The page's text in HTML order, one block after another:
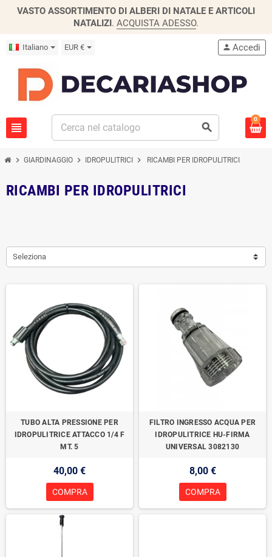
VASTO ASSORTIMENTO DI ALBERI DI NATALE E ARTICOLI
NATALIZI. ACQUISTA ADESSO.
Italiano EUR €
view_headline search
person Accedi
0
chevron_right GIARDINAGGIO chevron_right IDROPULITRICI chevron_right RICAMBI PER IDROPULITRICI
RICAMBI PER IDROPULITRICI
Seleziona
TUBO ALTA PRESSIONE PER
IDROPULITRICE ATTACCO 1/4 F
MT. 5
40,00 €
COMPRA
FILTRO INGRESSO ACQUA PER
IDROPULITRICE HU-FIRMA
UNIVERSAL 3082130
8,00 €
COMPRA